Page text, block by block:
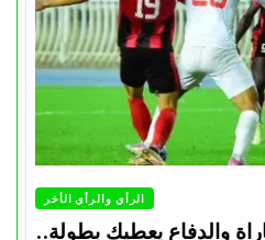
الرأي والرأي الأخر
والدفاع يعطيك بطولة..